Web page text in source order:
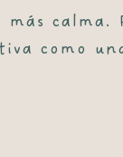
calma.
como